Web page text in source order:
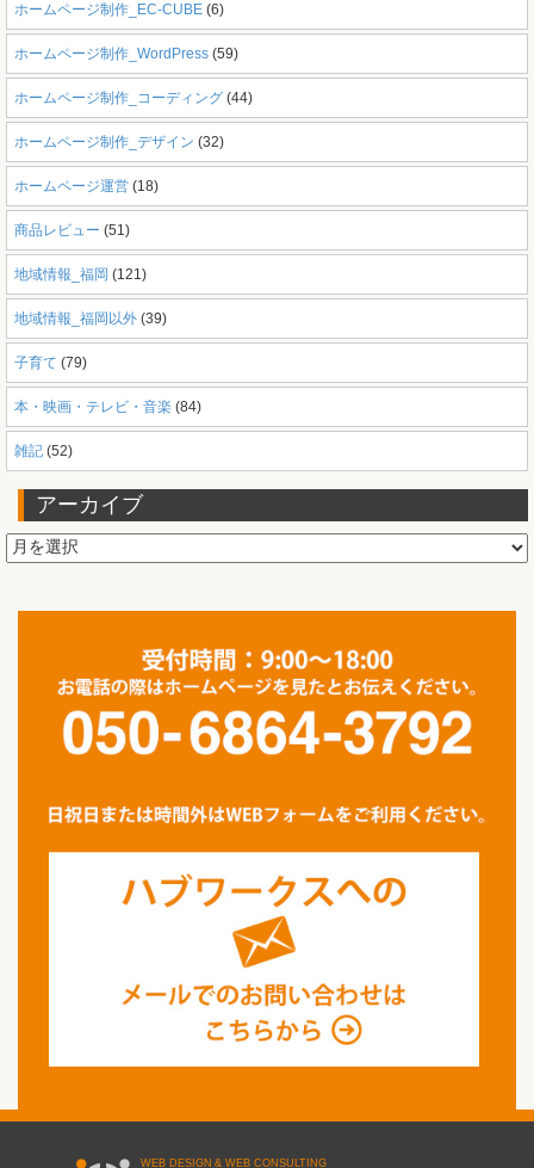
ホームページ制作_EC-CUBE (6)
ホームページ制作_WordPress (59)
ホームページ制作_コーディング (44)
ホームページ制作_デザイン (32)
ホームページ運営 (18)
商品レビュー (51)
地域情報_福岡 (121)
地域情報_福岡以外 (39)
子育て (79)
本・映画・テレビ・音楽 (84)
雑記 (52)
アーカイブ
ア
ー
イ